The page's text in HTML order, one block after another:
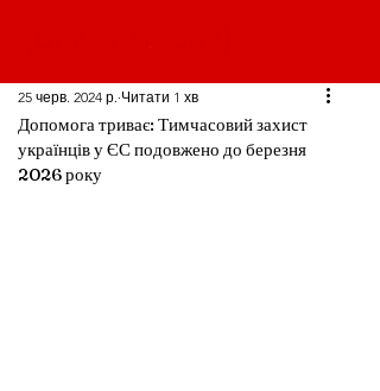
Допомога триває: Тимчасовий захист
українців у ЄС подовжено до березня
2026 року
25 черв. 2024 р. Читати 1 хв